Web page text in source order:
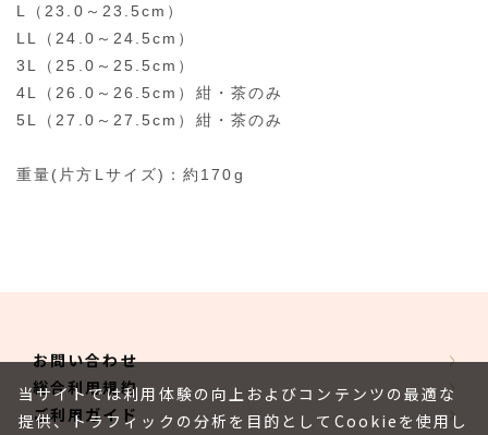
L（23.0～23.5cm）
LL（24.0～24.5cm）
3L（25.0～25.5cm）
4L（26.0～26.5cm）紺・茶のみ
5L（27.0～27.5cm）紺・茶のみ
重量(片方Lサイズ)：約170g
お問い合わせ
総合利用規約
ご利用ガイド
当サイトでは利用体験の向上およびコンテンツの最適な
提供、トラフィックの分析を目的としてCookieを使用し